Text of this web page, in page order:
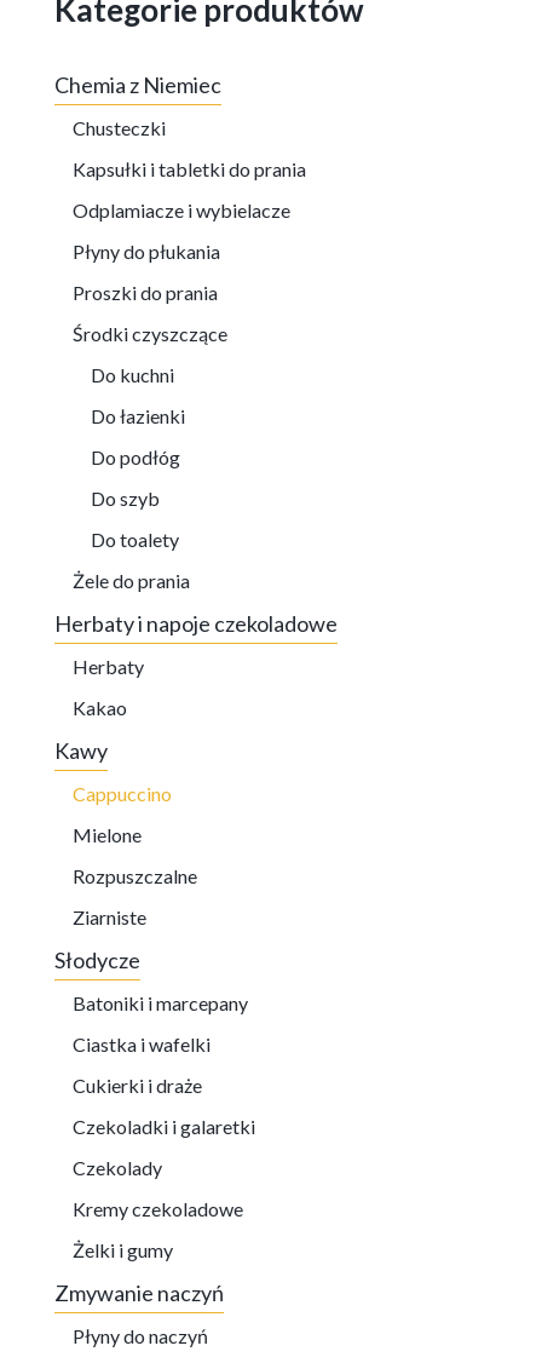
Kategorie produktów
Chemia z Niemiec
Chusteczki
Kapsułki i tabletki do prania
Odplamiacze i wybielacze
Płyny do płukania
Proszki do prania
Środki czyszczące
Do kuchni
Do łazienki
Do podłóg
Do szyb
Do toalety
Żele do prania
Herbaty i napoje czekoladowe
Herbaty
Kakao
Kawy
Cappuccino
Mielone
Rozpuszczalne
Ziarniste
Słodycze
Batoniki i marcepany
Ciastka i wafelki
Cukierki i draże
Czekoladki i galaretki
Czekolady
Kremy czekoladowe
Żelki i gumy
Zmywanie naczyń
Płyny do naczyń